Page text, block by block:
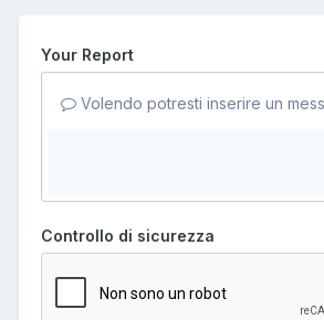
Your Report
Volendo potresti inserire un
Controllo di sicurezza